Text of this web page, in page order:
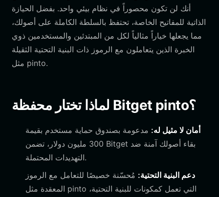
أنك لن تكون محصوراً في نظام بيئي واحد. بفضل الحيازة
الذاتية للمفاتيح الخاصة، تحتفظ بالسلطة الكاملة على أصولك،
مما يجعلها خياراً مثالياً لكل من المبتدئين والمستخدمين ذوي
الخبرة الذين يتعاملون مع الرموز ذات البنية التحتية الثقيلة
مثل pinto.
لماذا تختار محفظة Bitget pinto؟
أمان لا مثيل له: مدعومة بصندوق حماية مستخدم بقيمة
300 مليون دولار، تضمن Bitget بقاء أصولك آمنة ضد
التهديدات المحتملة.
دعم البنية التحتية: مُحسّنة خصيصًا للتعامل مع الرموز
المعقدة مثل pinto التي تعمل كمكونات للبنية التحتية،